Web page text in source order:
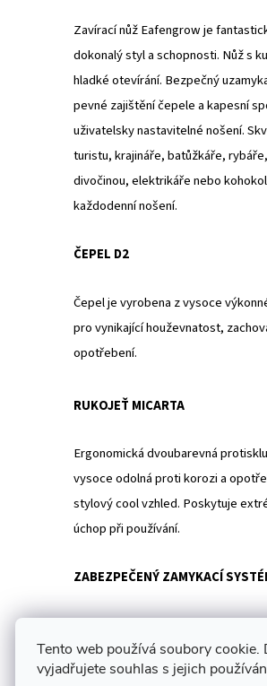
Tento web používá soubory
vyjadřujete souhlas s jejich
Zavírací nůž Eafengrow je
dokonalý styl a schopnosti. Nůž s
hladké otevírání. Bezpečný
pevné zajištění čepele a kapesní
uživatelsky nastavitelné nošení.
turistu, krajináře, batůžkáře,
divočinou, elektrikáře nebo
každodenní nošení.
ČEPEL D2
Čepel je vyrobena z vysoce
pro vynikající houževnatost,
opotřebení.
RUKOJEŤ MICARTA
Ergonomická dvoubarevná
vysoce odolná proti korozi a
stylový cool vzhled. Poskytuje
úchop při používání.
ZABEZPEČENÝ ZAMYKACÍ
Liner, zámek je velmi pevný, na
extrémně hladce otevřít, je odolný